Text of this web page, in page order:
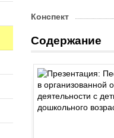
Конспект
Содержание